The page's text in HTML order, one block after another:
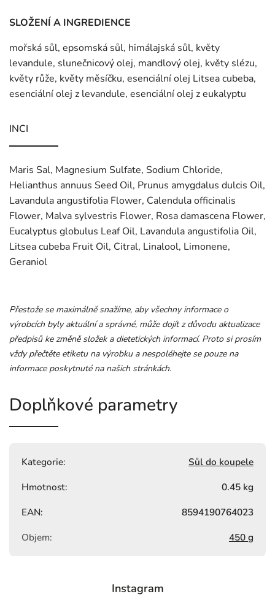
SLOŽENÍ A INGREDIENCE
mořská sůl, epsomská sůl, himálajská sůl, květy
levandule, slunečnicový olej, mandlový olej, květy slézu,
květy růže, květy měsíčku, esenciální olej Litsea cubeba,
esenciální olej z levandule, esenciální olej z eukalyptu
INCI
Maris Sal, Magnesium Sulfate, Sodium Chloride,
Helianthus annuus Seed Oil, Prunus amygdalus dulcis Oil,
Lavandula angustifolia Flower, Calendula officinalis
Flower, Malva sylvestris Flower, Rosa damascena Flower,
Eucalyptus globulus Leaf Oil, Lavandula angustifolia Oil,
Litsea cubeba Fruit Oil, Citral, Linalool, Limonene,
Geraniol
Přestože se maximálně snažíme, aby všechny informace o
výrobcích byly aktuální a správné, může dojít z důvodu aktualizace
předpisů ke změně složek a dietetických informací. Proto si prosím
vždy přečtěte etiketu na výrobku a nespoléhejte se pouze na
informace poskytnuté na našich stránkách.
Doplňkové parametry
Kategorie:
Sůl do koupele
Hmotnost:
0.45 kg
EAN:
8594190764023
Objem: 450 g
Instagram